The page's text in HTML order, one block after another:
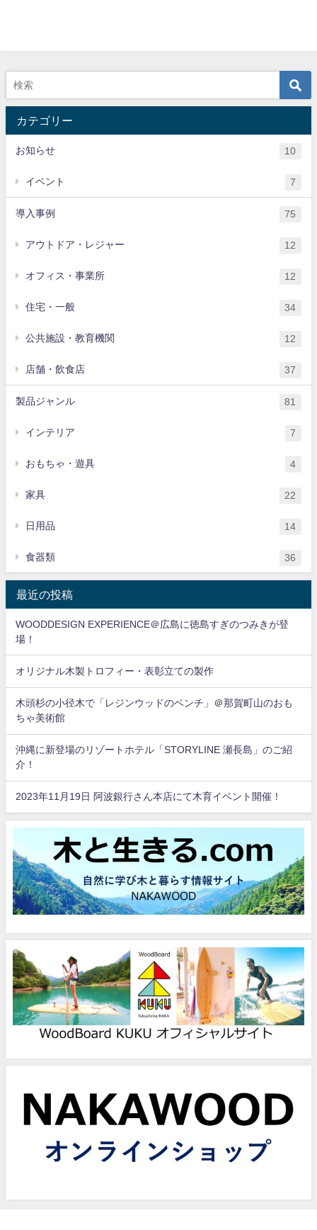
カテゴリー
お知らせ 10
イベント 7
導入事例 75
アウトドア・レジャー 12
オフィス・事業所 12
住宅・一般 34
公共施設・教育機関 12
店舗・飲食店 37
製品ジャンル 81
インテリア 7
おもちゃ・遊具 4
家具 22
日用品 14
食器類 36
最近の投稿
WOODDESIGN EXPERIENCE＠広島に徳島すぎのつみきが登
場！
オリジナル木製トロフィー・表彰立ての製作
木頭杉の小径木で「レジンウッドのベンチ」＠那賀町山のおも
ちゃ美術館
沖縄に新登場のリゾートホテル「STORYLINE 瀬長島」のご紹
介！
2023年11月19日 阿波銀行さん本店にて木育イベント開催！